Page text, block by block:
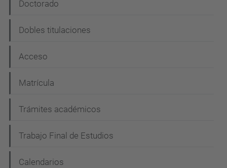
Doctorado
Dobles titulaciones
Acceso
Matrícula
Trámites académicos
Trabajo Final de Estudios
Calendarios